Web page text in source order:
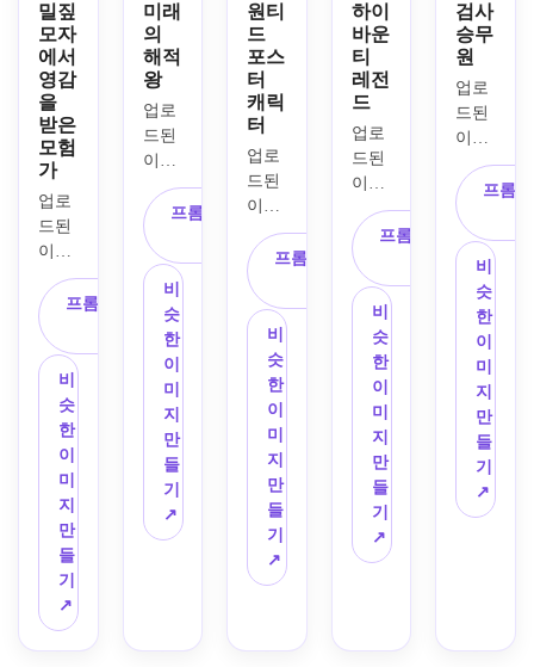
밀짚
모자
에서
영감
을
받은
모험
가
업로
드된
이미
지를
메인
피사
체로
활용
하여
밝은
셀 셰
이딩,
표현
력이
풍부
바람
이 휘
프롬프트 복
비
슷
한
이
미
지
만
들
기
↗
미래
의
해적
왕
업로
드된
이미
지를
소재
로 원
피스
에서
영감
을 받
은 세
계의
전설
적인
해적
선장
으로
다시
프롬프트 복
비
슷
한
이
미
지
만
들
기
↗
원티
드
포스
터
캐릭
터
업로
드된
이미
지를
캐릭
터 베
이스
로 사
용하
여 빈
티지
수배
포스
터 디
자인
내부
에 애
니메
프롬프트 복
비
슷
한
이
미
지
만
들
기
↗
하이
바운
티
레전
드
업로
드된
이미
지를
주요
주제
로 사
용하
여 강
렬한
셀 셰
이드
얼굴
특징,
풍화
된 양
피지
질감,
프롬프트 복
비
슷
한
이
미
지
만
들
기
↗
검사
승무
원
업로
드된
이미
지를
주제
로 사
용하
여 애
니메
이션
해적
검사
로 변
신하
세요.
운동
적인
자세,
프롬
비
슷
한
이
미
지
만
들
기
↗